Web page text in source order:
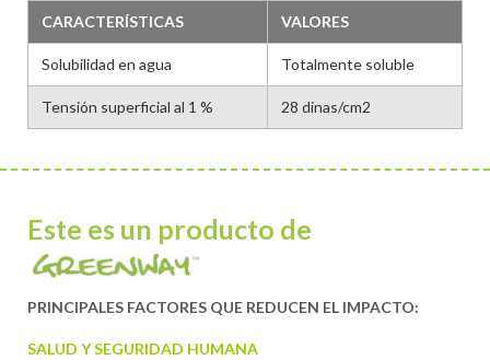
CARACTERÍSTICAS VALORES
Solubilidad en agua Totalmente soluble
Tensión superficial al 1 % 28 dinas/cm2
Este es un producto de
PRINCIPALES FACTORES QUE REDUCEN EL IMPACTO:
SALUD Y SEGURIDAD HUMANA